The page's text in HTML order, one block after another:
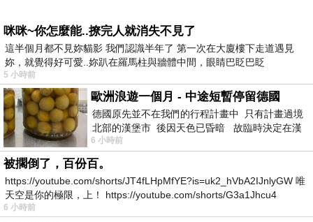
咪咪~你怎麼能..撩完人就消失不見了
這半個月都不見妳貓影 我們認識半年了 第一次在大廈樓下走道遇見
妳，就覺得好可愛..妳趴在羅馬柱與牆體中間，眼睛巴眨巴眨
5 小時前
歐洲浪遊一個月 - 中途短暫停留德國
德國原先並不在我們的行程計畫中 只有計畫過境
北部的漢堡市 後因天色已昏暗 故臨時決定在漢
堡市吃晚餐和過夜
6 小時前
被擱倒了，百份百。
https://youtube.com/shorts/JT4fLHpMfYE?is=uk2_hVbA2IJnlyGW 唯
天空是你的極限，上！ https://youtube.com/shorts/G3a1Jhcu4
6 小時前